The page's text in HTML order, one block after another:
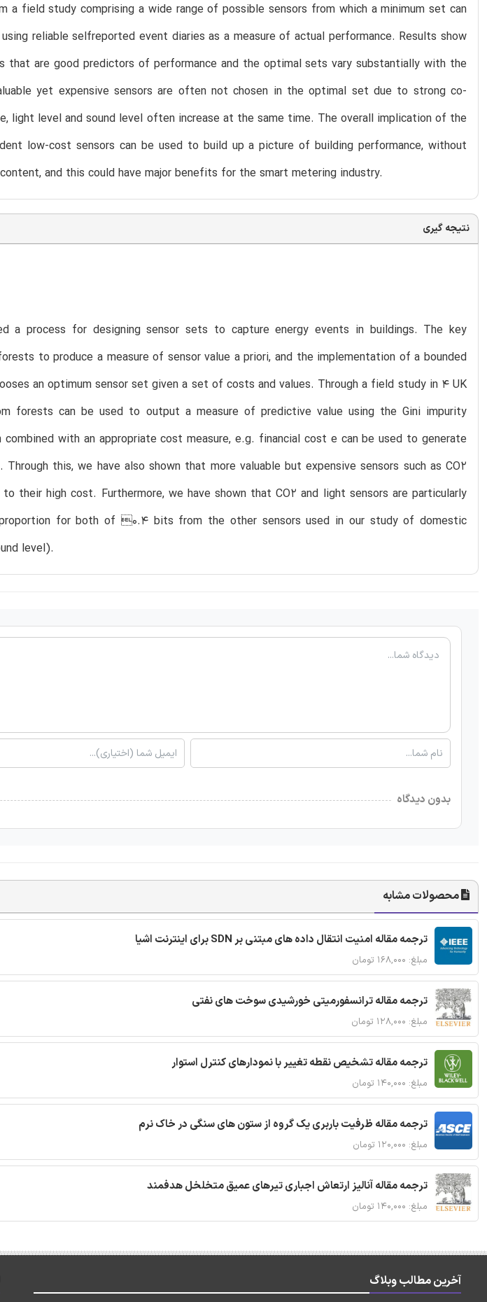
a field study comprising a wide range of possible sensors from which a minimum set can
reliable selfreported event diaries as a measure of actual performance. Results show
that are good predictors of performance and the optimal sets vary substantially with the
yet expensive sensors are often not chosen in the optimal set due to strong co-
light level and sound level often increase at the same time. The overall implication of the
low-cost sensors can be used to build up a picture of building performance, without
and this could have major benefits for the smart metering industry.
نتیجه گیری
a process for designing sensor sets to capture energy events in buildings. The key
to produce a measure of sensor value a priori, and the implementation of a bounded
an optimum sensor set given a set of costs and values. Through a field study in 4 UK
forests can be used to output a measure of predictive value using the Gini impurity
combined with an appropriate cost measure, e.g. financial cost e can be used to generate
this, we have also shown that more valuable but expensive sensors such as CO2
their high cost. Furthermore, we have shown that CO2 and light sensors are particularly
for both of 0.4 bits from the other sensors used in our study of domestic
level).
بدون دیدگاه
محصولات مشابه
ترجمه مقاله امنیت انتقال داده های مبتنی بر SDN برای اینترنت اشیا
مبلغ: ۱۶۸,۰۰۰ تومان
ترجمه مقاله ترانسفورمیتی خورشیدی سوخت های نفتی
مبلغ: ۱۲۸,۰۰۰ تومان
ترجمه مقاله تشخیص نقطه تغییر با نمودارهای کنترل استوار
مبلغ: ۱۴۰,۰۰۰ تومان
ترجمه مقاله ظرفیت باربری یک گروه از ستون های سنگی در خاک نرم
مبلغ: ۱۲۰,۰۰۰ تومان
ترجمه مقاله آنالیز ارتعاش اجباری تیرهای عمیق متخلخل هدفمند
مبلغ: ۱۴۰,۰۰۰ تومان
آخرین مطالب وبلاگ